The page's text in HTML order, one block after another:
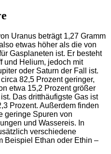
Uranus beträgt 1,27 Gramm
etwas höher als die von
Gasplaneten ist. Er besteht
und Helium, jedoch mit
oder Saturn der Fall ist.
82,5 Prozent geringer,
etwa 15,2 Prozent größer
Das dritthäufigste Gas ist
Prozent. Außerdem finden
geringe Spuren von
und Wassereis. In
verschiedene
Beispiel Ethan oder Ethin –